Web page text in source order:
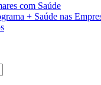
com Saúde
+ Saúde nas